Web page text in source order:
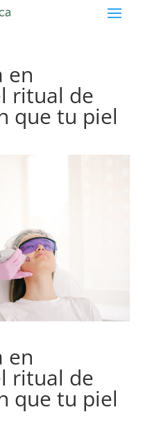
en
ritual de
que tu piel
en
ritual de
que tu piel